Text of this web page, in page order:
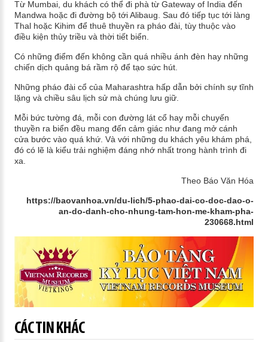
Từ Mumbai, du khách có thể đi phà từ Gateway of India đến
Mandwa hoặc đi đường bộ tới Alibaug. Sau đó tiếp tục tới làng
Thal hoặc Kihim để thuê thuyền ra pháo đài, tùy thuộc vào
điều kiện thủy triều và thời tiết biển.
Có những điểm đến không cần quá nhiều ánh đèn hay những
chiến dịch quảng bá rầm rộ để tạo sức hút.
Những pháo đài cổ của Maharashtra hấp dẫn bởi chính sự tĩnh
lặng và chiều sâu lịch sử mà chúng lưu giữ.
Mỗi bức tường đá, mỗi con đường lát cổ hay mỗi chuyến
thuyền ra biển đều mang đến cảm giác như đang mở cánh
cửa bước vào quá khứ. Và với những du khách yêu khám phá,
đó có lẽ là kiểu trải nghiệm đáng nhớ nhất trong hành trình đi
xa.
Theo Báo Văn Hóa
https://baovanhoa.vn/du-lich/5-phao-dai-co-doc-dao-o-
an-do-danh-cho-nhung-tam-hon-me-kham-pha-
230668.html
CÁC TIN KHÁC